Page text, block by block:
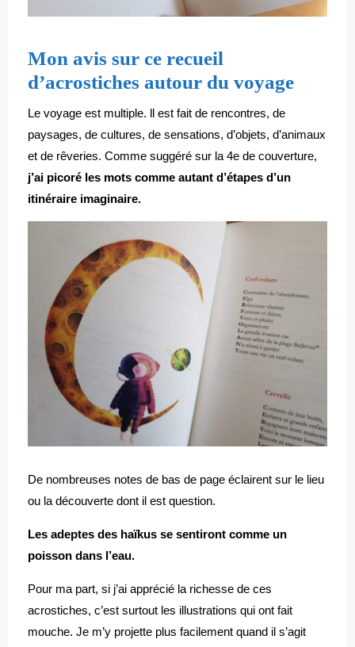
Mon avis sur ce recueil
d’acrostiches autour du voyage
Le voyage est multiple. ll est fait de rencontres, de
paysages, de cultures, de sensations, d’objets, d’animaux
et de rêveries. Comme suggéré sur la 4e de couverture,
j’ai picoré les mots comme autant d’étapes d’un
itinéraire imaginaire.
De nombreuses notes de bas de page éclairent sur le lieu
ou la découverte dont il est question.
Les adeptes des haïkus se sentiront comme un
poisson dans l’eau.
Pour ma part, si j’ai apprécié la richesse de ces
acrostiches, c’est surtout les illustrations qui ont fait
mouche. Je m’y projette plus facilement quand il s’agit